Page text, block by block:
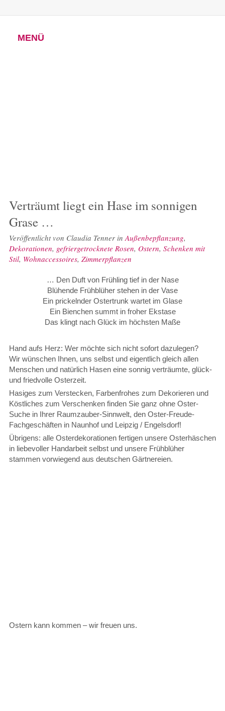
MENÜ
Verträumt liegt ein Hase im sonnigen
Grase …
Veröffentlicht von Claudia Tennerin Außenbepflanzung,
Dekorationen, gefriergetrocknete Rosen, Ostern, Schenken mit
Stil, Wohnaccessoires, Zimmerpflanzen
… Den Duft von Frühling tief in der Nase
Blühende Frühblüher stehen in der Vase
Ein prickelnder Ostertrunk wartet im Glase
Ein Bienchen summt in froher Ekstase
Das klingt nach Glück im höchsten Maße
Hand aufs Herz: Wer möchte sich nicht sofort dazulegen?
Wir wünschen Ihnen, uns selbst und eigentlich gleich allen
Menschen und natürlich Hasen eine sonnig verträumte, glück-
und friedvolle Osterzeit.
Hasiges zum Verstecken, Farbenfrohes zum Dekorieren und
Köstliches zum Verschenken finden Sie ganz ohne Oster-
Suche in Ihrer Raumzauber-Sinnwelt, den Oster-Freude-
Fachgeschäften in Naunhof und Leipzig / Engelsdorf!
Übrigens: alle Osterdekorationen fertigen unsere Osterhäschen
in liebevoller Handarbeit selbst und unsere Frühblüher
stammen vorwiegend aus deutschen Gärtnereien.
Ostern kann kommen – wir freuen uns.